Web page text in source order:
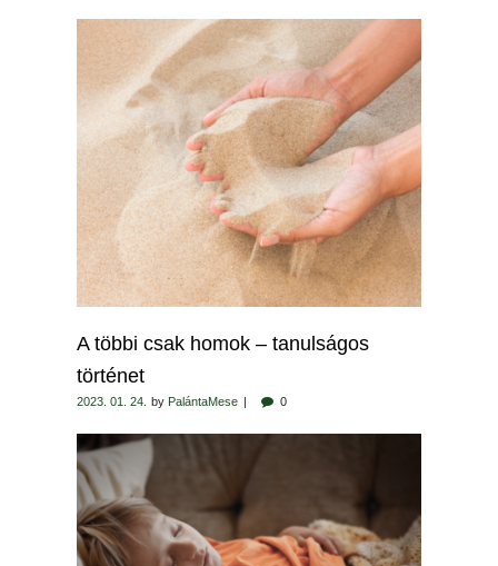
A többi csak homok – tanulságos
történet
2023. 01. 24. by PalántaMese 0